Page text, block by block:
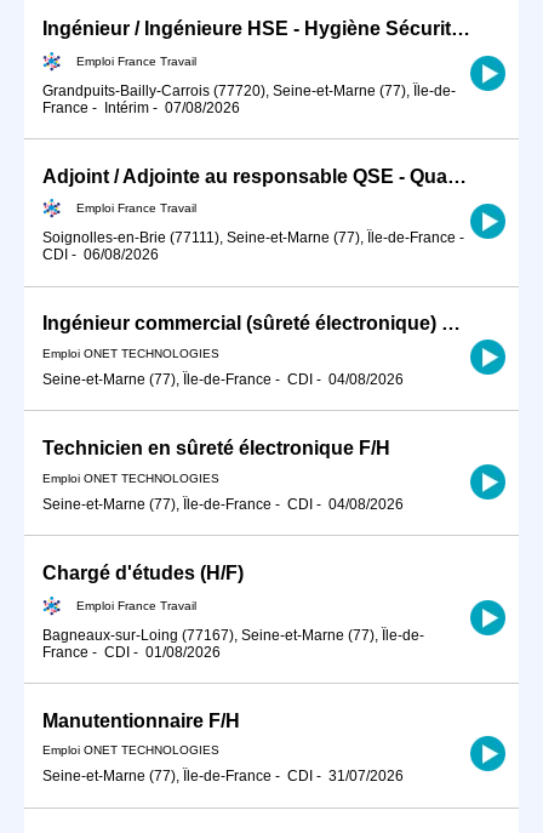
Ingénieur / Ingénieure HSE - Hygiène Sécurité Environnement BTP (H/F)
Emploi France Travail
Grandpuits-Bailly-Carrois (77720), Seine-et-Marne (77), Île-de-
France - Intérim - 07/08/2026
Adjoint / Adjointe au responsable QSE - Qualité Sécurité Environn (H/F)
Emploi France Travail
Soignolles-en-Brie (77111), Seine-et-Marne (77), Île-de-France -
CDI - 06/08/2026
Ingénieur commercial (sûreté électronique) F/H
Emploi ONET TECHNOLOGIES
Seine-et-Marne (77), Île-de-France - CDI - 04/08/2026
Technicien en sûreté électronique F/H
Emploi ONET TECHNOLOGIES
Seine-et-Marne (77), Île-de-France - CDI - 04/08/2026
Chargé d'études (H/F)
Emploi France Travail
Bagneaux-sur-Loing (77167), Seine-et-Marne (77), Île-de-
France - CDI - 01/08/2026
Manutentionnaire F/H
Emploi ONET TECHNOLOGIES
Seine-et-Marne (77), Île-de-France - CDI - 31/07/2026